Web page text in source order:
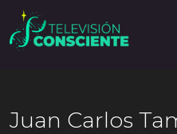
Juan Carlos